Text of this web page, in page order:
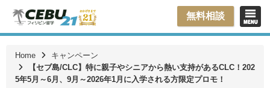
無料相談
Home
キャンペーン
【セブ島/CLC】特に親子やシニアから熱い支持があるCLC！202
5年5月～6月、9月～2026年1月に入学される方限定プロモ！